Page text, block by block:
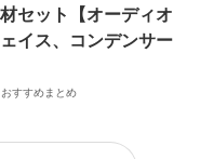
セット【オーディオ
イス、コンデンサー
おすすめまとめ